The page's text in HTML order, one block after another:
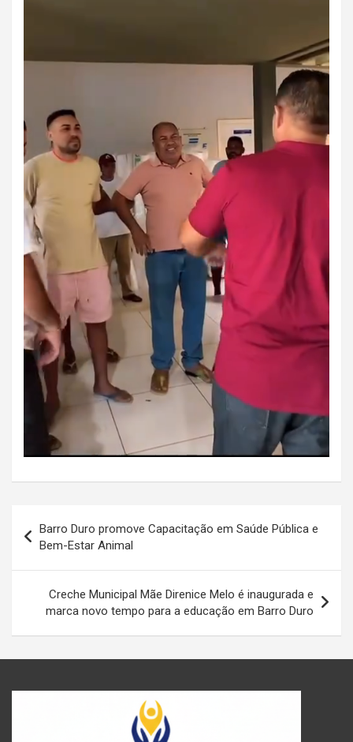
de
Post
Barro Duro promove Capacitação em Saúde Pública e
Bem-Estar Animal
Creche Municipal Mãe Direnice Melo é inaugurada e
marca novo tempo para a educação em Barro Duro